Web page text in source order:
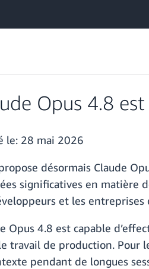
Opus 4.8
le: 28 mai 2026
désormais Claude
significatives en matière
et les
Opus 4.8 est capable
travail de production. Pour
pendant de longues